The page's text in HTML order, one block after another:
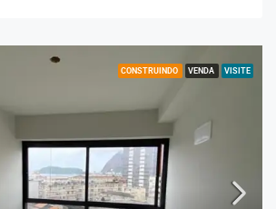
CONSTRUINDO VENDA VISITE